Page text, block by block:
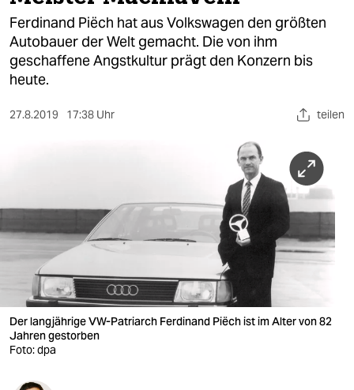
öko
gesellschaft
kultur
nord
wahrheit
verlag
verlag
veranstaltungen
shop
Ferdinand Piëch hat aus Volkswagen den größten
Autobauer der Welt gemacht. Die von ihm
geschaffene Angstkultur prägt den Konzern bis
heute.
27.8.2019 17:38 Uhr teilen
Der langjährige VW-Patriarch Ferdinand Piëch ist im Alter von 82
Jahren gestorben
Foto: dpa